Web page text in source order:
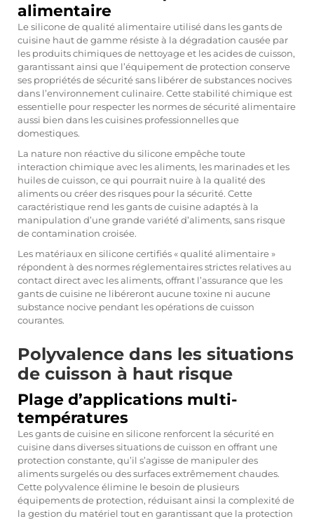
alimentaire
Le silicone de qualité alimentaire utilisé dans les gants de
cuisine haut de gamme résiste à la dégradation causée par
les produits chimiques de nettoyage et les acides de cuisson,
garantissant ainsi que l’équipement de protection conserve
ses propriétés de sécurité sans libérer de substances nocives
dans l’environnement culinaire. Cette stabilité chimique est
essentielle pour respecter les normes de sécurité alimentaire
aussi bien dans les cuisines professionnelles que
domestiques.
La nature non réactive du silicone empêche toute
interaction chimique avec les aliments, les marinades et les
huiles de cuisson, ce qui pourrait nuire à la qualité des
aliments ou créer des risques pour la sécurité. Cette
caractéristique rend les gants de cuisine adaptés à la
manipulation d’une grande variété d’aliments, sans risque
de contamination croisée.
Les matériaux en silicone certifiés « qualité alimentaire »
répondent à des normes réglementaires strictes relatives au
contact direct avec les aliments, offrant l’assurance que les
gants de cuisine ne libéreront aucune toxine ni aucune
substance nocive pendant les opérations de cuisson
courantes.
Polyvalence dans les situations
de cuisson à haut risque
Plage d’applications multi-
températures
Les gants de cuisine en silicone renforcent la sécurité en
cuisine dans diverses situations de cuisson en offrant une
protection constante, qu’il s’agisse de manipuler des
aliments surgelés ou des surfaces extrêmement chaudes.
Cette polyvalence élimine le besoin de plusieurs
équipements de protection, réduisant ainsi la complexité de
la gestion du matériel tout en garantissant que la protection